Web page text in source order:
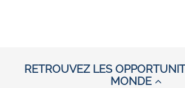
RETROUVEZ LES
MONDE